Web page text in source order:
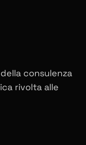
consulenza
rivolta alle